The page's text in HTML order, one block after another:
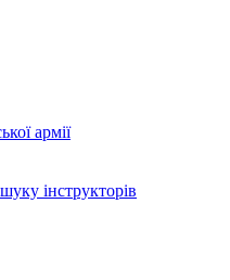
армії
інструкторів